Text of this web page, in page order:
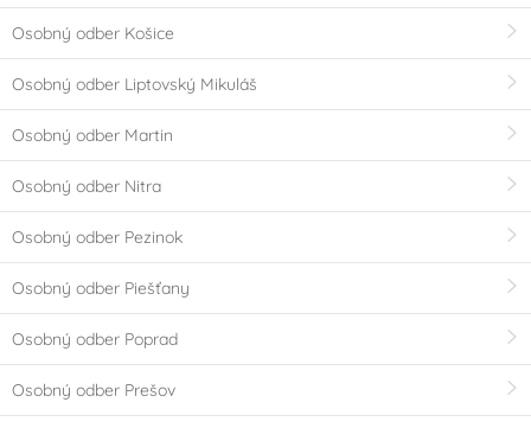
Osobný odber Košice
Osobný odber Liptovský Mikuláš
Osobný odber Martin
Osobný odber Nitra
Osobný odber Pezinok
Osobný odber Piešťany
Osobný odber Poprad
Osobný odber Prešov